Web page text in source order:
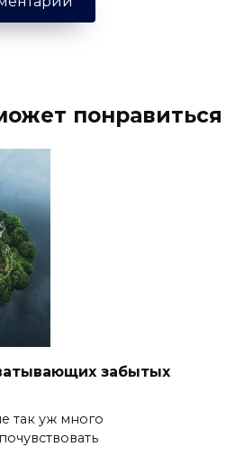
понравиться
забытых
так уж много